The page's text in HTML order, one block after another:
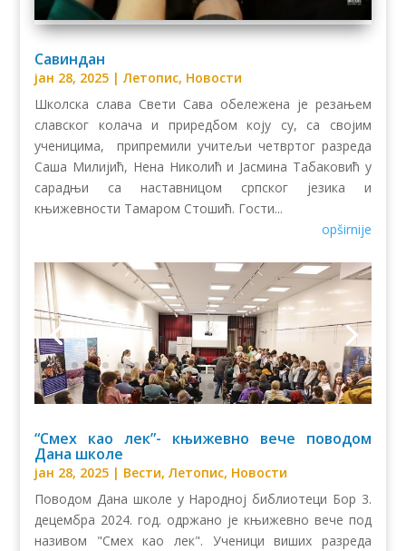
Савиндан
јан 28, 2025 |Летопис, Новости
Школска слава Свети Сава обележена је резањем
славског колача и приредбом коју су, са својим
ученицима, припремили учитељи четвртог разреда
Саша Милијић, Нена Николић и Јасмина Табаковић у
сарадњи са наставницом српског језика и
књижевности Тамаром Стошић. Гости...
opširnije
“Смех као лек”- књижевно вече поводом
Дана школе
јан 28, 2025 | Вести,Летопис, Новости
Поводом Дана школе у Народној библиотеци Бор 3.
децембра 2024. год. одржано је књижевно вече под
називом "Смех као лек". Ученици виших разреда